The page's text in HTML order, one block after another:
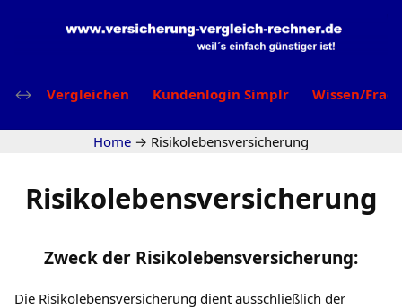
Vergleichen Kundenlogin Simplr Wissen/
Home → Risikolebensversicherung
Risikolebensversicherung
Zweck der Risikolebensversicherung:
Die Risikolebensversicherung dient ausschließlich der